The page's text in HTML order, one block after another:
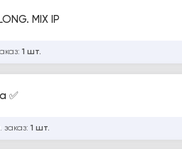
MIX IP
1 шт.
✅
заказ: 1 шт.